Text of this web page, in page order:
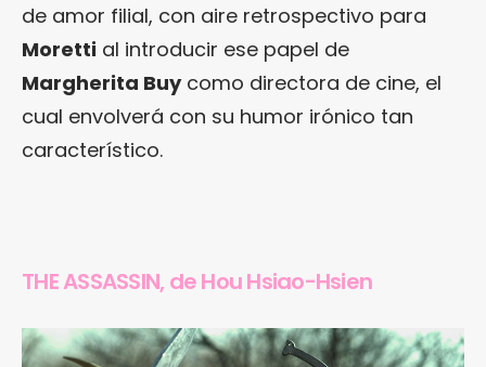
de amor filial, con aire retrospectivo para
Moretti al introducir ese papel de
Margherita Buycomo directora de cine, el
cual envolverá con su humor irónico tan
característico.
THE ASSASSIN, de Hou Hsiao-Hsien